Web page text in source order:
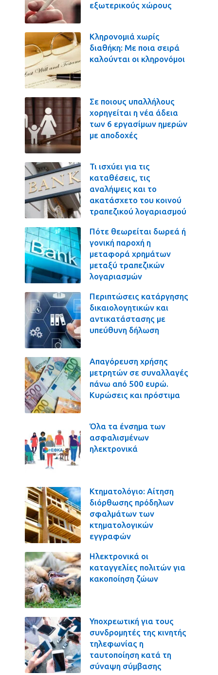
εξωτερικούς χώρους
Κληρονομιά χωρίς
διαθήκη: Με ποια σειρά
καλούνται οι κληρονόμοι
Σε ποιους υπαλλήλους
χορηγείται η νέα άδεια
των 6 εργασίμων ημερών
με αποδοχές
Τι ισχύει για τις
καταθέσεις, τις
αναλήψεις και το
ακατάσχετο του κοινού
τραπεζικού λογαριασμού
Πότε θεωρείται δωρεά ή
γονική παροχή η
μεταφορά χρημάτων
μεταξύ τραπεζικών
λογαριασμών
Περιπτώσεις κατάργησης
δικαιολογητικών και
αντικατάστασης με
υπεύθυνη δήλωση
Απαγόρευση χρήσης
μετρητών σε συναλλαγές
πάνω από 500 ευρώ.
Κυρώσεις και πρόστιμα
Όλα τα ένσημα των
ασφαλισμένων
ηλεκτρονικά
Κτηματολόγιο: Αίτηση
διόρθωσης πρόδηλων
σφαλμάτων των
κτηματολογικών
εγγραφών
Ηλεκτρονικά οι
καταγγελίες πολιτών για
κακοποίηση ζώων
Υποχρεωτική για τους
συνδρομητές της κινητής
τηλεφωνίας η
ταυτοποίηση κατά τη
σύναψη σύμβασης